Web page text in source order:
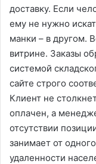
доставку. Если
ему не нужно
манки – в другом.
витрине. Заказы
системой
сайте строго
Клиент не
оплачен, а
отсутствии
занимает от
удаленности